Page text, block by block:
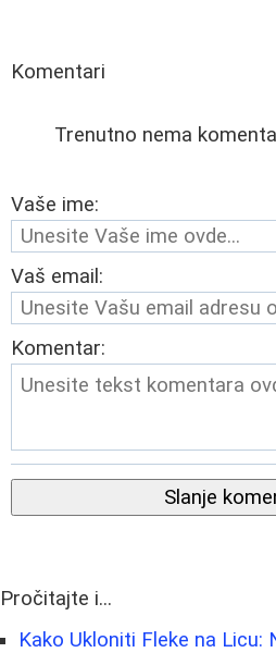
Komentari
Trenutno nema
Vaše ime:
Vaš email:
Komentar:
Slanje
Pročitajte i...
Kako Ukloniti Fleke na Licu: